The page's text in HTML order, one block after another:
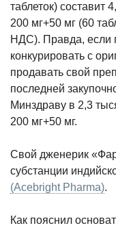
таблеток) составит
200 мг+50 мг (60
НДС). Правда, если
конкурировать с
продавать свой
последней
Минздраву в 2,3
200 мг+50 мг.
Свой дженерик
субстанции
(Acebright Pharma).
Как пояснил